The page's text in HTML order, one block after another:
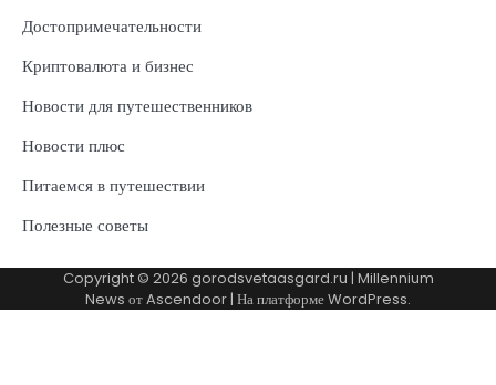
Достопримечательности
Криптовалюта и бизнес
Новости для путешественников
Новости плюс
Питаемся в путешествии
Полезные советы
Copyright © 2026 gorodsvetaasgard.ru | Millennium
News отAscendoor| На платформеWordPress.